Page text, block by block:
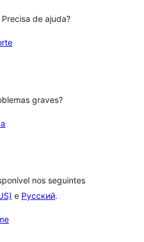
de ajuda?
graves?
nos seguintes
e Русский.